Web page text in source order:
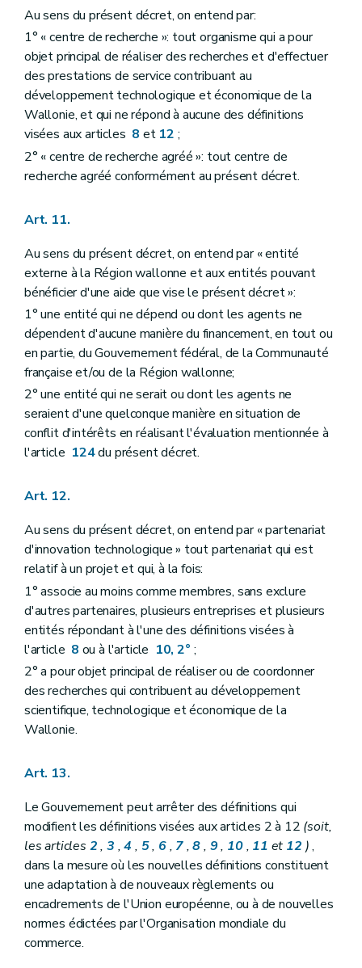
Au sens du présent décret, on entend par:
1° « centre de recherche »: tout organisme qui a pour
objet principal de réaliser des recherches et d'effectuer
des prestations de service contribuant au
développement technologique et économique de la
Wallonie, et qui ne répond à aucune des définitions
visées aux articles 8 et 12 ;
2° « centre de recherche agréé »: tout centre de
recherche agréé conformément au présent décret.
Art. 11.
Au sens du présent décret, on entend par « entité
externe à la Région wallonne et aux entités pouvant
bénéficier d'une aide que vise le présent décret »:
1° une entité qui ne dépend ou dont les agents ne
dépendent d'aucune manière du financement, en tout ou
en partie, du Gouvernement fédéral, de la Communauté
française et/ou de la Région wallonne;
2° une entité qui ne serait ou dont les agents ne
seraient d'une quelconque manière en situation de
conflit d'intérêts en réalisant l'évaluation mentionnée à
l'article 124du présent décret.
Art. 12.
Au sens du présent décret, on entend par « partenariat
d'innovation technologique » tout partenariat qui est
relatif à un projet et qui, à la fois:
1° associe au moins comme membres, sans exclure
d'autres partenaires, plusieurs entreprises et plusieurs
entités répondant à l'une des définitions visées à
l'article 8 ou à l'article 10, 2° ;
2° a pour objet principal de réaliser ou de coordonner
des recherches qui contribuent au développement
scientifique, technologique et économique de la
Wallonie.
Art. 13.
Le Gouvernement peut arrêter des définitions qui
modifient les définitions visées aux articles 2 à 12 (soit,
les articles 2, 3 ,4 , 5, 6, 7,8, 9, 10, 11 et 12 ),
dans la mesure où les nouvelles définitions constituent
une adaptation à de nouveaux règlements ou
encadrements de l'Union européenne, ou à de nouvelles
normes édictées par l'Organisation mondiale du
commerce.